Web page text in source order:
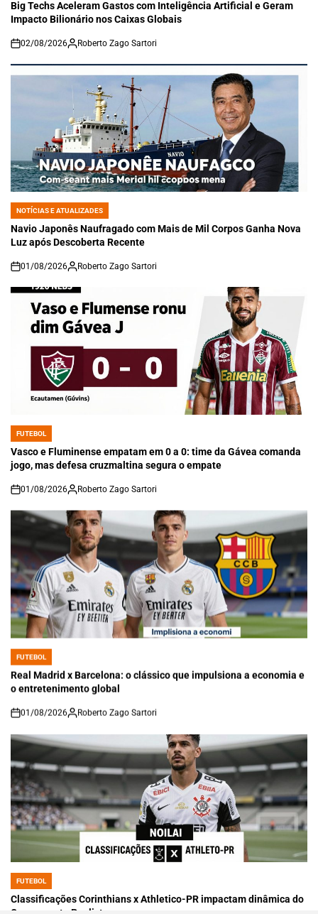
IN
Big Techs Aceleram Gastos com Inteligência Artificial e Geram
Impacto Bilionário nos Caixas Globais
on
02/08/2026 Roberto Zago Sartori
POSTED
IN
NOTÍCIAS E ATUALIZADES
Navio Japonês Naufragado com Mais de Mil Corpos Ganha Nova
Luz após Descoberta Recente
on
01/08/2026 Roberto Zago Sartori
POSTED
IN
FUTEBOL
Vasco e Fluminense empatam em 0 a 0: time da Gávea comanda
jogo, mas defesa cruzmaltina segura o empate
on
01/08/2026 Roberto Zago Sartori
POSTED
IN
FUTEBOL
Real Madrid x Barcelona: o clássico que impulsiona a economia e
o entretenimento global
on
01/08/2026 Roberto Zago Sartori
POSTED
IN
FUTEBOL
Classificações Corinthians x Athletico-PR impactam dinâmica do
Campeonato Paulista